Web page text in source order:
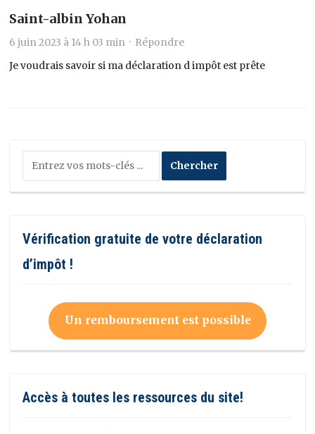
Saint-albin Yohan
6 juin 2023 à 14 h 03 min · Répondre
Je voudrais savoir si ma déclaration d impôt est prête
Vérification gratuite de votre déclaration
d’impôt !
Un remboursement est possible
Accès à toutes les ressources du site!